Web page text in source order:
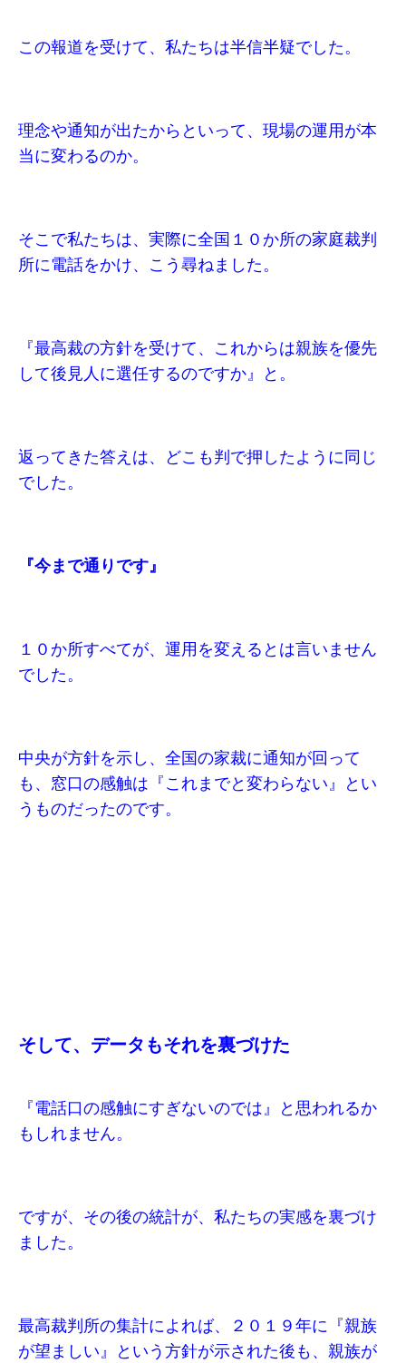
この報道を受けて、私たちは半信半疑でした。
理念や通知が出たからといって、現場の運用が本
当に変わるのか。
そこで私たちは、実際に全国１０か所の家庭裁判
所に電話をかけ、こう尋ねました。
『最高裁の方針を受けて、これからは親族を優先
して後見人に選任するのですか』と。
返ってきた答えは、どこも判で押したように同じ
でした。
『今まで通りです』
１０か所すべてが、運用を変えるとは言いません
でした。
中央が方針を示し、全国の家裁に通知が回って
も、窓口の感触は『これまでと変わらない』とい
うものだったのです。
そして、データもそれを裏づけた
『電話口の感触にすぎないのでは』と思われるか
もしれません。
ですが、その後の統計が、私たちの実感を裏づけ
ました。
最高裁判所の集計によれば、２０１９年に『親族
が望ましい』という方針が示された後も、親族が